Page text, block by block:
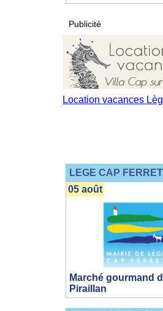
Publicité
LEGE CAP FERRET
Marché gourmand
Piraillan
05 août